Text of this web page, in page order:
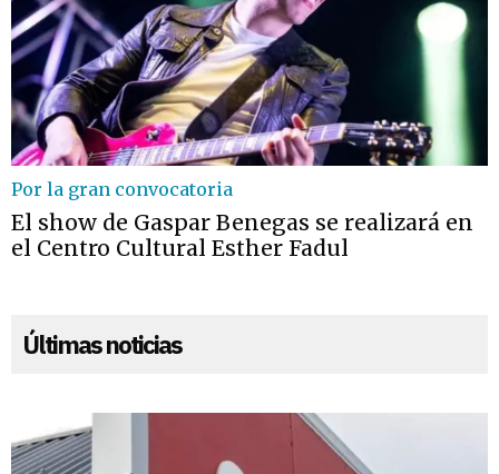
Por la gran convocatoria
El show de Gaspar Benegas se realizará en
el Centro Cultural Esther Fadul
Últimas noticias